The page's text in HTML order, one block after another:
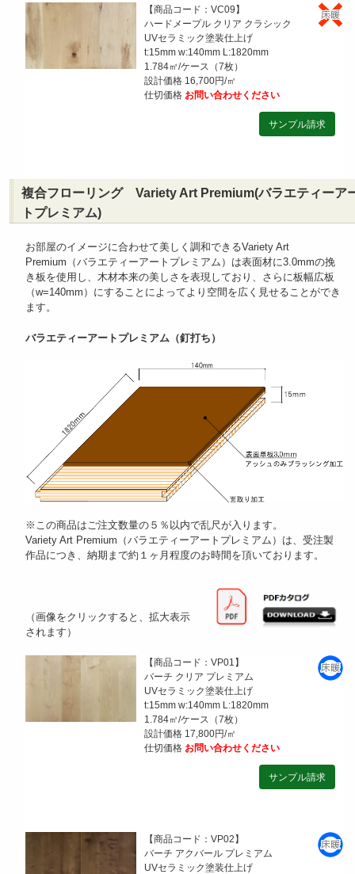
【商品コード：VC09】
ハードメープル クリア クラシック
UVセラミック塗装仕上げ
t:15mm w:140mm L:1820mm
1.784㎡/ケース（7枚）
設計価格 16,700円/㎡
仕切価格 お問い合わせください
複合フローリング Variety Art Premium(バラエティーア
トプレミアム)
お部屋のイメージに合わせて美しく調和できるVariety Art
Premium（バラエティーアートプレミアム）は表面材に3.0mmの挽
き板を使用し、木材本来の美しさを表現しており、さらに板幅広板
（w=140mm）にすることによってより空間を広く見せることができ
ます。
バラエティーアートプレミアム（釘打ち）
※この商品はご注文数量の５％以内で乱尺が入ります。
Variety Art Premium（バラエティーアートプレミアム）は、受注製
作品につき、納期まで約１ヶ月程度のお時間を頂いております。
（画像をクリックすると、拡大表示
されます）
【商品コード：VP01】
バーチ クリア プレミアム
UVセラミック塗装仕上げ
t:15mm w:140mm L:1820mm
1.784㎡/ケース（7枚）
設計価格 17,800円/㎡
仕切価格 お問い合わせください
【商品コード：VP02】
バーチ アクバール プレミアム
UVセラミック塗装仕上げ